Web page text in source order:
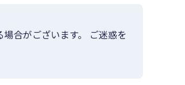
合がございます。 ご迷惑を